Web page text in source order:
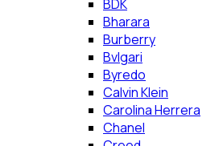
BDK
Bharara
Burberry
Bvlgari
Byredo
Calvin Klein
Carolina Herrera
Chanel